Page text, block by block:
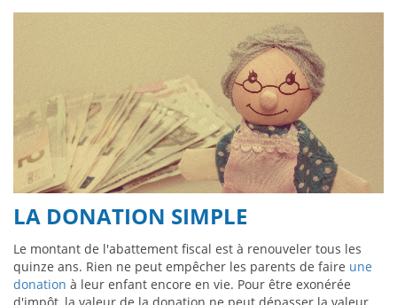
LA DONATION SIMPLE
Le montant de l'abattement fiscal est à renouveler tous les
quinze ans. Rien ne peut empêcher les parents de faire une
donation à leur enfant encore en vie. Pour être exonérée